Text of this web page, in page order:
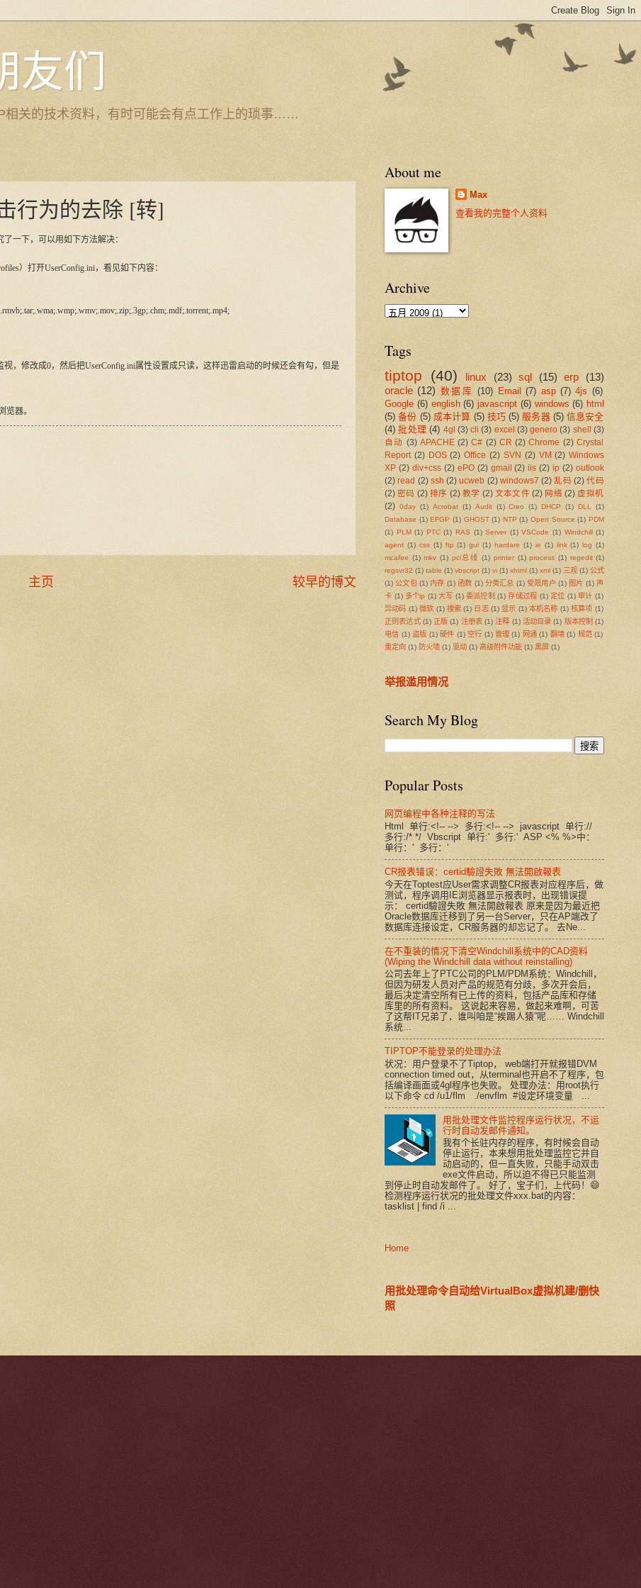
友们
相关的技术资料，有时可能会有点工作上的琐事……
行为的去除 [转]
一下，可以用如下方法解决：
）打开UserConfig.ini，看见如下内容：
，修改成0，然后把UserConfig.ini属性设置成只读，这样迅雷启动的时候还会有勾，但是
览器。
较早的博文
主页
About me
Max
查看我的完整个人资料
Archive
Tags
tiptop (40) linux (23) sql (15) erp
(13)
oracle (12) 数据库 (10) Email (7) asp (7) 4js (6)
Google (6) english (6) javascript (6) windows (6) html
(5) 备份 (5) 成本计算 (5) 技巧 (5) 服务器 (5) 信息安全
(4) 批处理 (4) 4gl (3) cli (3) excel (3) genero (3) shell
(3)
自动 (3) APACHE (2) C# (2) CR (2) Chrome (2) Crystal
Report (2) DOS (2) Office (2) SVN (2) VM (2) Windows
XP (2) div+css (2) ePO (2) gmail (2) iis (2) ip (2) outlook
(2) read (2) ssh (2) ucweb (2) windows7 (2) 乱码 (2) 代码
(2) 密码 (2) 排序 (2) 教学 (2) 文本文件 (2) 网络 (2) 虚拟机
(2) 0day (1) Acrobat (1) Audit (1) Creo (1) DHCP (1) DLL (1)
Database (1) EFGP (1) GHOST (1) NTP (1) Open Source (1) PDM
(1) PLM (1) PTC (1) RAS (1) Server (1) VSCode (1) Windchill
(1)
agent (1) css (1) ftp (1) gui (1) hardare (1) ie (1) link (1) log (1)
mcafee (1) mkv (1) pci总线 (1) printer (1) process (1) regedit (1)
regsvr32 (1) table (1) vbscript (1) vi (1) xhtml (1) xml (1) 三观 (1) 公式
(1) 公文包 (1) 内存 (1) 函数 (1) 分类汇总 (1) 受限用户 (1) 图片 (1) 声
卡 (1) 多个ip (1) 大写 (1) 委派控制 (1) 存储过程 (1) 定位 (1) 审计 (1)
异动码 (1) 微软 (1) 搜索 (1) 日志 (1) 显示 (1) 本机名称 (1) 核算项 (1)
正则表达式 (1) 正版 (1) 注册表 (1) 注释 (1) 活动目录 (1) 版本控制 (1)
电信 (1) 盗版 (1) 硬件 (1) 空行 (1) 管理 (1) 网通 (1) 翻墙 (1) 规范 (1)
重定向 (1) 防火墙 (1) 驱动 (1) 高级附件功能 (1) 黑屏 (1)
举报滥用情况
Search My Blog
Popular Posts
网页编程中各种注释的写法
Html 单行:<!-- --> 多行:<!-- --> javascript 单行://
多行:/* */ Vbscript 单行:' 多行:' ASP <% %>中：
单行：' 多行：'
CR报表错误：certid驗證失敗 無法開啟報表
今天在Toptest应User需求调整CR报表对应程序后，做
测试，程序调用IE浏览器显示报表时，出现错误提
示： certid驗證失敗 無法開啟報表 原来是因为最近把
Oracle数据库迁移到了另一台Server，只在AP端改了
数据库连接设定，CR服务器的却忘记了。 去Ne...
在不重装的情况下清空Windchill系统中的CAD资料
(Wiping the Windchill data without reinstalling)
公司去年上了PTC公司的PLM/PDM系统：Windchill，
但因为研发人员对产品的规范有分歧，多次开会后，
最后决定清空所有已上传的资料，包括产品库和存储
库里的所有资料。 这说起来容易，做起来难啊，可苦
了这帮IT兄弟了，谁叫咱是“挨踢人猿”呢…… Windchill
系统...
TIPTOP不能登录的处理办法
状况：用户登录不了Tiptop， web端打开就报错DVM
connection timed out，从terminal也开启不了程序，包
括编译画面或4gl程序也失败。 处理办法：用root执行
以下命令 cd /u1/flm ./envflm #设定环境变量 ...
用批处理文件监控程序运行状况，不运
行时自动发邮件通知。
我有个长驻内存的程序，有时候会自动
停止运行，本来想用批处理监控它并自
动启动的，但一直失败，只能手动双击
exe文件启动，所以迫不得已只能监测
到停止时自动发邮件了。 好了，宝子们，上代码！😄
检测程序运行状况的批处理文件xxx.bat的内容：
tasklist | find /i ...
Home
用批处理命令自动给VirtualBox虚拟机建/删快
照